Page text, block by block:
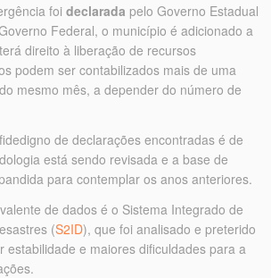
foi declarada pelo Governo Estadual
Federal, o município é adicionado a
direito à liberação de recursos
podem ser contabilizados mais de uma
mesmo mês, a depender do número de
de declarações encontradas é de
está sendo revisada e a base de
para contemplar os anos anteriores.
de dados é o Sistema Integrado de
(S2ID), que foi analisado e preterido
estabilidade e maiores dificuldades para a